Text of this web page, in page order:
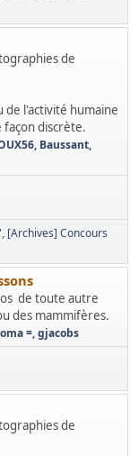
de
de l'activité humaine
façon discrète.
, Baussant,
[Archives] Concours
de toute autre
des mammifères.
=,gjacobs
de